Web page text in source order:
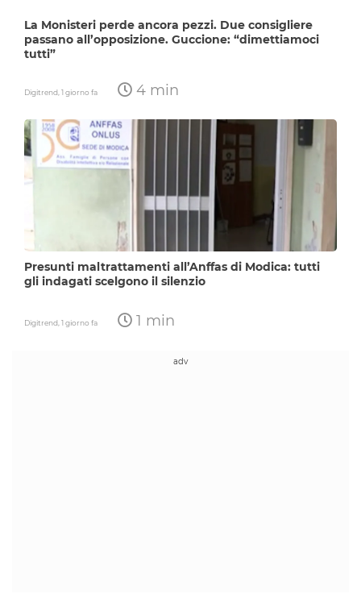
La Monisteri perde ancora pezzi. Due consigliere
passano all’opposizione. Guccione: “dimettiamoci
tutti”
Digitrend,1 giorno fa 4 min
Presunti maltrattamenti all’Anffas di Modica: tutti
gli indagati scelgono il silenzio
Digitrend,1 giorno fa 1 min